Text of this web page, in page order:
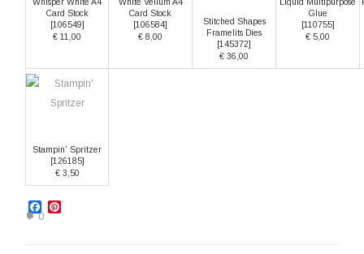
Whisper White A4
Card Stock
[106549]
€ 11,00
White Vellum A4
Card Stock
[106584]
€ 8,00
Stitched Shapes
Framelits Dies
[145372]
€ 36,00
Liquid Multipurpose
Glue
[110755]
€ 5,00
Stampin’ Spritzer
[126185]
€ 3,50
Facebook
0